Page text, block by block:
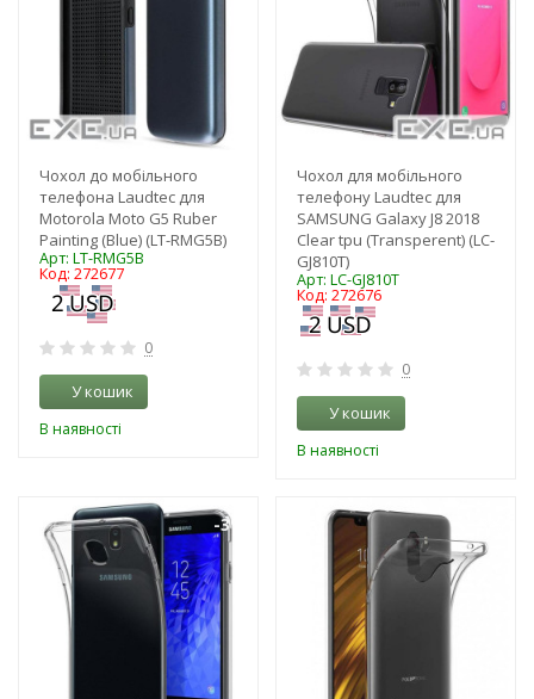
Чохол до мобільного
телефона Laudtec для
Motorola Moto G5 Ruber
Painting (Blue) (LT-RMG5B)
Арт: LT-RMG5B
Код: 272677
0
У кошик
В наявності
Чохол для мобільного
телефону Laudtec для
SAMSUNG Galaxy J8 2018
Clear tpu (Transperent) (LC-
GJ810T)
Арт: LC-GJ810T
Код: 272676
0
У кошик
В наявності
-3%